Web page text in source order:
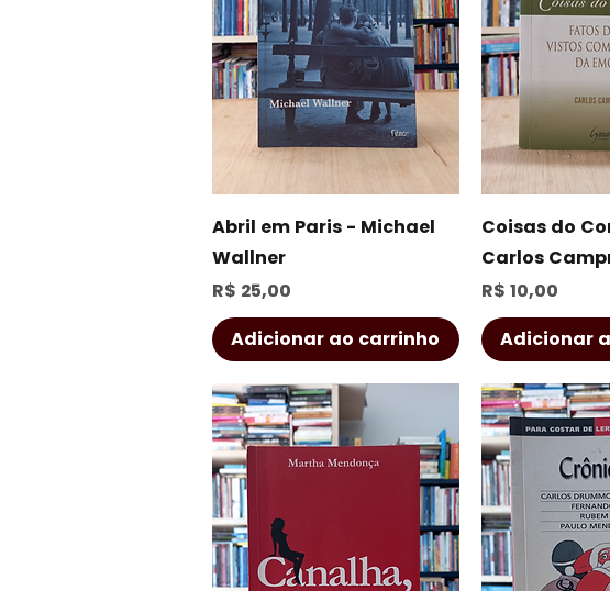
Visualização rápida
Abril em Paris - Michael
Wallner
Preço
R$ 25,00
Adicionar ao carrinho
Coisas do
Carlos
Preço
R$ 10,00
Adicionar